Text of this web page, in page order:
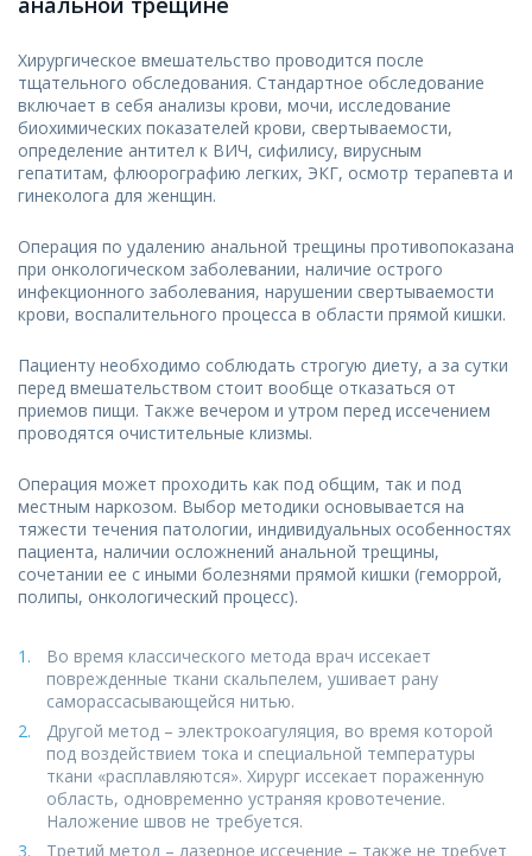
Хирургическое вмешательство проводится после
тщательного обследования. Стандартное обследование
включает в себя анализы крови, мочи, исследование
биохимических показателей крови, свертываемости,
определение антител к ВИЧ, сифилису, вирусным
гепатитам, флюорографию легких, ЭКГ, осмотр терапевта и
гинеколога для женщин.
Операция по удалению анальной трещины противопоказана
при онкологическом заболевании, наличие острого
инфекционного заболевания, нарушении свертываемости
крови, воспалительного процесса в области прямой кишки.
Пациенту необходимо соблюдать строгую диету, а за сутки
перед вмешательством стоит вообще отказаться от
приемов пищи. Также вечером и утром перед иссечением
проводятся очистительные клизмы.
Операция может проходить как под общим, так и под
местным наркозом. Выбор методики основывается на
тяжести течения патологии, индивидуальных особенностях
пациента, наличии осложнений анальной трещины,
сочетании ее с иными болезнями прямой кишки (геморрой,
полипы, онкологический процесс).
Во время классического метода врач иссекает
поврежденные ткани скальпелем, ушивает рану
саморассасывающейся нитью.
Другой метод – электрокоагуляция, во время которой
под воздействием тока и специальной температуры
ткани «расплавляются». Хирург иссекает пораженную
область, одновременно устраняя кровотечение.
Наложение швов не требуется.
Третий метод – лазерное иссечение – также не требует